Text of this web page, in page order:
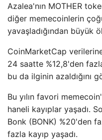
Azalea'nın MOTHER
diğer memecoinlerin
yavaşladığından büyük
CoinMarketCap
24 saatte %12,8'den
bu da ilginin azaldığını
Bu yılın favori
haneli kayıplar yaşadı.
Bonk (BONK) %20'den
fazla kayıp yaşadı.